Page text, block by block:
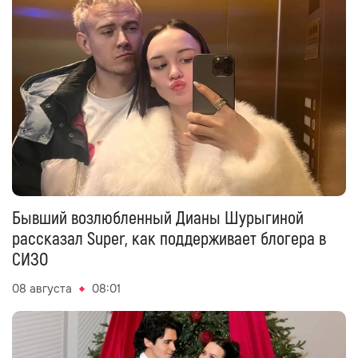
Бывший возлюбленный Дианы Шурыгиной
рассказал Super, как поддерживает блогера в
СИЗО
08 августа 08:01